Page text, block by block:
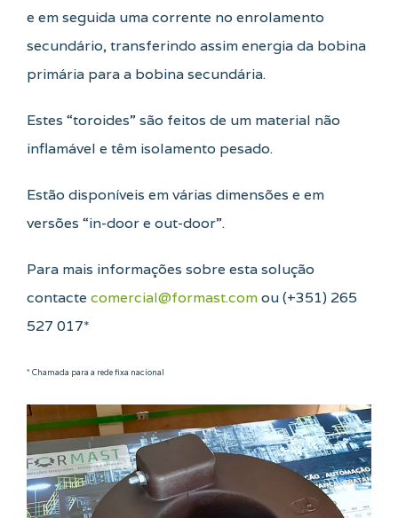
e em seguida uma corrente no enrolamento
secundário, transferindo assim energia da bobina
primária para a bobina secundária.
Estes “toroides” são feitos de um material não
inflamável e têm isolamento pesado.
Estão disponíveis em várias dimensões e em
versões “in-door e out-door”.
Para mais informações sobre esta solução
contacte comercial@formast.comou (+351) 265
527 017*
* Chamada para a rede fixa nacional